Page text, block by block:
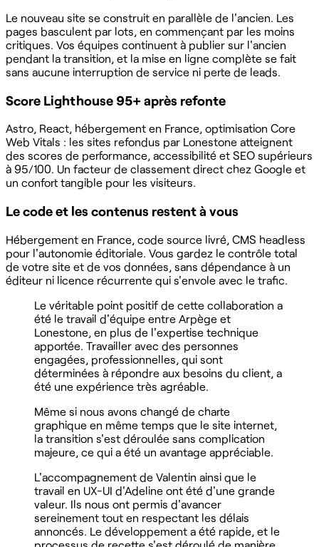
Le nouveau site se construit en parallèle de l'ancien. Les
pages basculent par lots, en commençant par les moins
critiques. Vos équipes continuent à publier sur l'ancien
pendant la transition, et la mise en ligne complète se fait
sans aucune interruption de service ni perte de leads.
Score Lighthouse 95+ après refonte
Astro, React, hébergement en France, optimisation Core
Web Vitals : les sites refondus par Lonestone atteignent
des scores de performance, accessibilité et SEO supérieurs
à 95/100. Un facteur de classement direct chez Google et
un confort tangible pour les visiteurs.
Le code et les contenus restent à vous
Hébergement en France, code source livré, CMS headless
pour l'autonomie éditoriale. Vous gardez le contrôle total
de votre site et de vos données, sans dépendance à un
éditeur ni licence récurrente qui s'envole avec le trafic.
Le véritable point positif de cette collaboration a
été le travail d'équipe entre Arpège et
Lonestone, en plus de l'expertise technique
apportée. Travailler avec des personnes
engagées, professionnelles, qui sont
déterminées à répondre aux besoins du client, a
été une expérience très agréable.
Même si nous avons changé de charte
graphique en même temps que le site internet,
la transition s'est déroulée sans complication
majeure, ce qui a été un avantage appréciable.
L'accompagnement de Valentin ainsi que le
travail en UX-UI d'Adeline ont été d'une grande
valeur. Ils nous ont permis d'avancer
sereinement tout en respectant les délais
annoncés. Le développement a été rapide, et le